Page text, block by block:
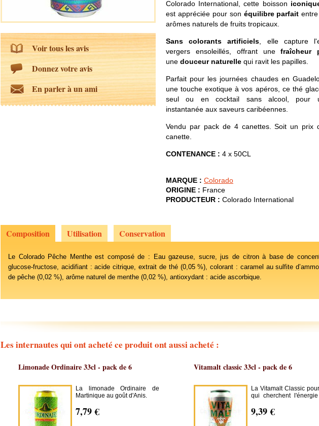
Voir tous les avis
Donnez votre avis
En parler à un ami
Colorado International, cette boisson
est appréciée pour son équilibre parfait
arômes naturels de fruits tropicaux.
Sans colorants artificiels , elle capture
vergers ensoleillés, offrant unefraîcheur
une douceur naturelle qui ravit les papilles.
Parfait pour les journées chaudes en
une touche exotique à vos apéros, ce thé
seul ou en cocktail sans alcool, pour
instantanée aux saveurs caribéennes.
Vendu par pack de 4 canettes. Soit un prix
canette.
CONTENANCE : 4 x 50CL
MARQUE : Colorado
ORIGINE : France
PRODUCTEUR : Colorado International
Composition Utilisation Conservation
Le Colorado Pêche Menthe est composé de : Eau gazeuse, sucre, jus de citron à base de
glucose-fructose, acidifiant : acide citrique, extrait de thé (0,05 %), colorant : caramel au sulfite
de pêche (0,02 %), arôme naturel de menthe (0,02 %), antioxydant : acide ascorbique.
Les internautes qui ont acheté ce produit ont aussi acheté :
Limonade Ordinaire 33cl - pack de 6
La limonade Ordinaire de
Martinique au goût d'Anis.
7,79 €
Vitamalt classic 33cl - pack de 6
La Vitamalt Classic
qui cherchent
bières maltées.
9,39 €